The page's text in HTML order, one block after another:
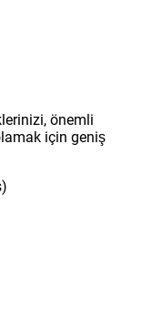
önemli
için geniş